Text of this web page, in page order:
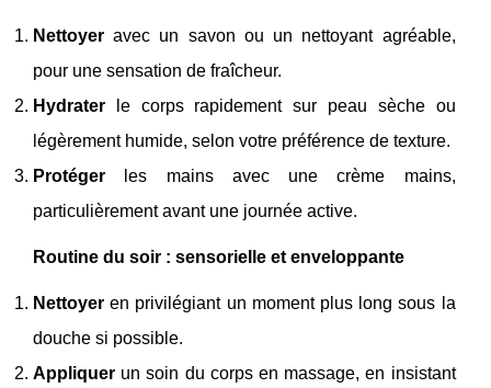
Nettoyer avec un savon ou un nettoyant agréable,
pour une sensation de fraîcheur.
Hydrater le corps rapidement sur peau sèche ou
légèrement humide, selon votre préférence de texture.
Protéger les mains avec une crème mains,
particulièrement avant une journée active.
Routine du soir : sensorielle et enveloppante
Nettoyer en privilégiant un moment plus long sous la
douche si possible.
Appliquer un soin du corps en massage, en insistant